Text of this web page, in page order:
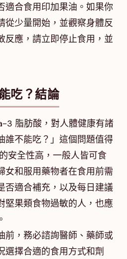
適合食用印加果油。如果你
從少量開始，並觀察身體反
反應，請立即停止食用，並
吃？結論
3 脂肪酸，對人體健康有諸
誰不能吃？」這個問題值得
安全性高，一般人皆可食
女和服用藥物者在食用前需
否適合補充，以及每日建議
堅果類食物過敏的人，也應
前，務必諮詢醫師、藥師或
選擇合適的食用方式和劑